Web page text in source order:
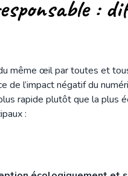
:
même œil par toutes et
de l’impact négatif du
rapide plutôt que la plus
: